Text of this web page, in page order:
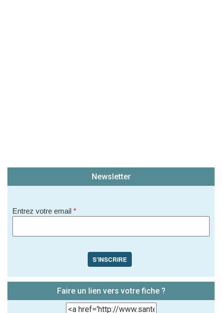
Newsletter
Entrez votre email *
S'INSCRIRE
Faire un lien vers votre fiche ?